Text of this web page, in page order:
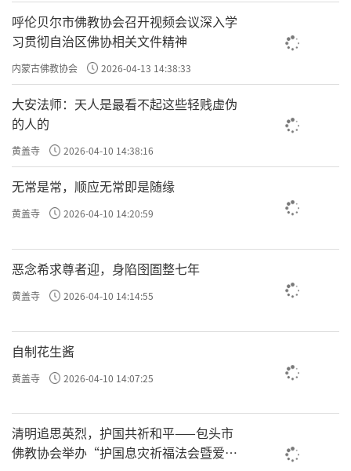
呼伦贝尔市佛教协会召开视频会议深入学
习贯彻自治区佛协相关文件精神
内蒙古佛教协会 2026-04-13 14:38:33
大安法师：天人是最看不起这些轻贱虚伪
的人的
黄盖寺 2026-04-10 14:38:16
无常是常，顺应无常即是随缘
黄盖寺 2026-04-10 14:20:59
恶念希求尊者迎，身陷囹圄整七年
黄盖寺 2026-04-10 14:14:55
自制花生酱
黄盖寺 2026-04-10 14:07:25
清明追思英烈，护国共祈和平——包头市
佛教协会举办“护国息灾祈福法会暨爱国